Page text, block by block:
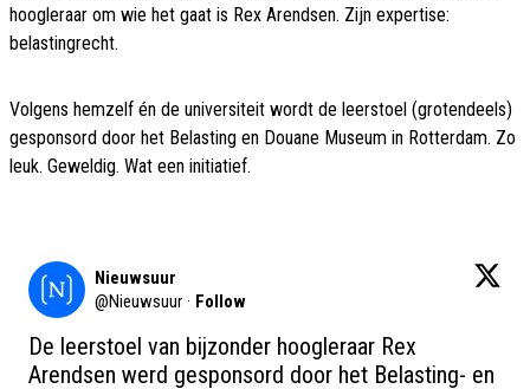
hoogleraar om wie het gaat is Rex Arendsen. Zijn expertise:
belastingrecht.
Volgens hemzelf én de universiteit wordt de leerstoel (grotendeels)
gesponsord door het Belasting en Douane Museum in Rotterdam. Zo
leuk. Geweldig. Wat een initiatief.
Nieuwsuur
@Nieuwsuur · Follow
De leerstoel van bijzonder hoogleraar Rex
Arendsen werd gesponsord door het Belasting- en